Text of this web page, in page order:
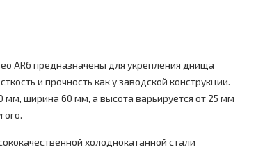
AR6 предназначены для укрепления днища
и прочность как у заводской конструкции.
мм, ширина 60 мм, а высота варьируется от 25 мм
холоднокатанной стали